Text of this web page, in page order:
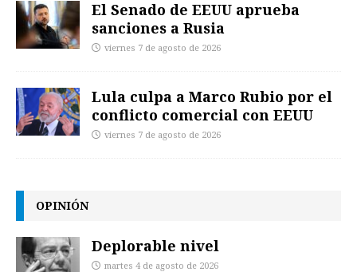
El Senado de EEUU aprueba
sanciones a Rusia
viernes 7 de agosto de 2026
Lula culpa a Marco Rubio por el
conflicto comercial con EEUU
viernes 7 de agosto de 2026
OPINIÓN
Deplorable nivel
martes 4 de agosto de 2026